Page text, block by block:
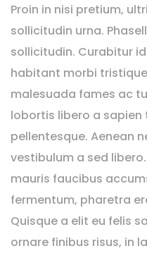
Proin in nisi pretium,
sollicitudin urna.
sollicitudin. Curabitur
habitant morbi
malesuada fames ac
lobortis libero a
pellentesque. Aenean
vestibulum a sed
mauris faucibus
fermentum, pharetra
Quisque a elit eu felis
ornare finibus risus, in